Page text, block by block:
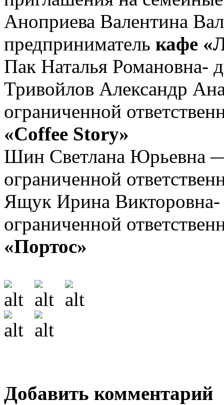
Аноприева Валентина
предприниматель кафе
Пак Наталья Романовна-
Тривойлов Александр
ограниченной
«Coffee Story»
Шин Светлана Юрьевна
ограниченной
Ящук Ирина Викторовна-
ограниченной
«Портос»
Добавить комментарий